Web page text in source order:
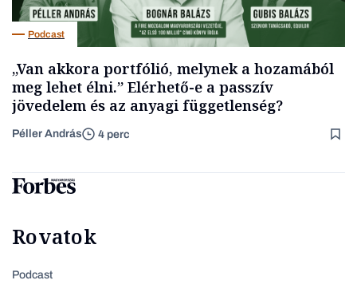
Podcast
„Van akkora portfólió, melynek a hozamából
meg lehet élni.” Elérhető-e a passzív
jövedelem és az anyagi függetlenség?
Péller András 4 perc
Rovatok
Podcast